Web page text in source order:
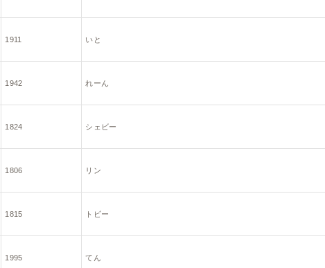
1911 いと
1942 れーん
1824 シェビー
1806 リン
1815 トビー
1995 てん